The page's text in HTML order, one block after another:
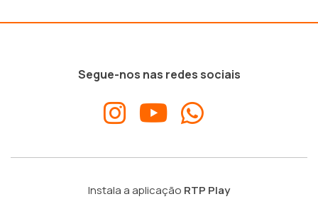
Segue-nos nas redes sociais
Instala a aplicação RTP Play